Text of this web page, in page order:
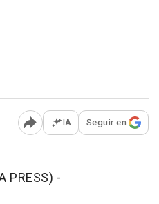
Abrir opciones para
IA Seguir en
PRESS) -